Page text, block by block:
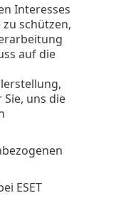
Interesses
schützen,
auf die
uns die
ESET